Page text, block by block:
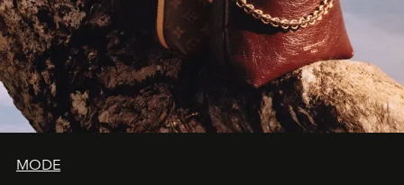
MODE